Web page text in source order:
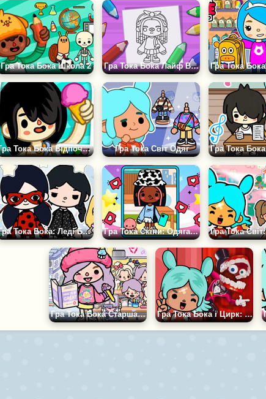
Гра Тока Бока Школа 2 Гра Тока Бока Лайф Ворлд Розмальовки
Гра Тока Бока Відпочинок Гра Тока Світ Одяг
Гра Тока Бока: Леді Баг і Друзі Гра Тока Скіни: Одягалки
Гра Тока Бока Старша Школа Гра Тока Бока і Цирк: Мікс